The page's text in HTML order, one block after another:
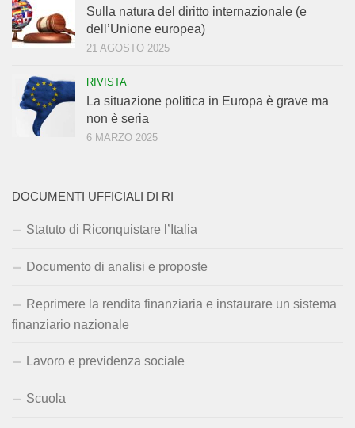
Sulla natura del diritto internazionale (e
dell’Unione europea)
21 AGOSTO 2025
RIVISTA
La situazione politica in Europa è grave ma
non è seria
6 MARZO 2025
DOCUMENTI UFFICIALI DI RI
Statuto di Riconquistare l’Italia
Documento di analisi e proposte
Reprimere la rendita finanziaria e instaurare un sistema
finanziario nazionale
Lavoro e previdenza sociale
Scuola